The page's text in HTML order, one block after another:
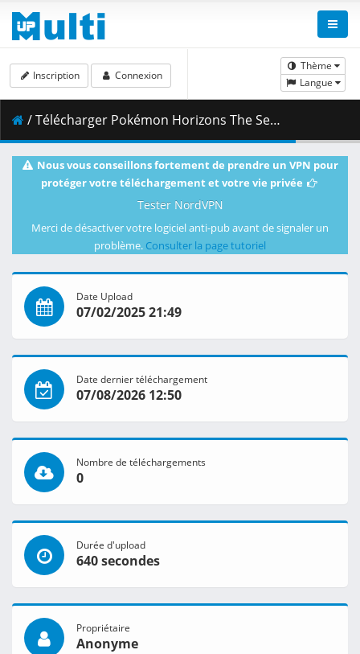
Thème
Langue
Inscription Connexion
/ Télécharger Pokémon Horizons The Series S01E56 MULTi 1080p WEB x264 AAC -Tsundere-Raws (NF).mkv.002 ( 429.69 MB )
Nous vous conseillons fortement de prendre un VPN pour
protéger votre téléchargement et votre vie privée
Tester NordVPN
Merci de désactiver votre logiciel anti-pub avant de signaler un
problème. Consulter la page tutoriel
Date Upload
07/02/2025 21:49
Date dernier téléchargement
07/08/2026 12:50
Nombre de téléchargements
0
Durée d'upload
640 secondes
Propriétaire
Anonyme